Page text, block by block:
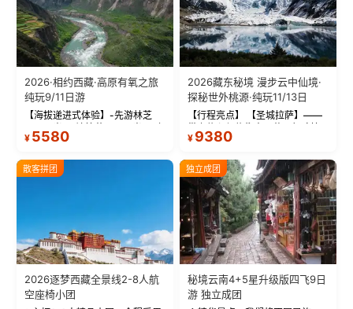
2026·相约西藏·高原有氧之旅
纯玩9/11日游
【海拔递进式体验】-先游林芝
(2900米)再访拉萨(3650米)，亲
测 99%游客零高反 。 【贴心保
反根本不是事儿 ！ 【无人机航
拍】-雪山/圣湖/...
¥ 5580
2026藏东秘境 漫步云中仙境·
探秘世外桃源·纯玩11/13日
【行程亮点】 【圣城拉萨】——
带上信心与信仰去西藏，行吟拉
萨，感受这座城与生俱来的与众
城堡寺院于一体的宏伟建筑，是
西藏最完整的古代...
¥ 9380
散客拼团
2026逐梦西藏全景线2-8人航
空座椅小团
独立成团
秘境云南4+5星升级版四飞9日
游 独立成团